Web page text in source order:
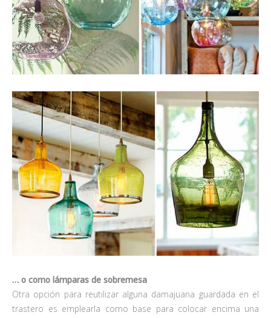
… o como lámparas de sobremesa
Otra opción para reutilizar alguna damajuana guardada en el
trastero es emplearla como base para colocar encima una